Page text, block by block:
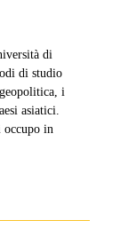
di
di studio
i
asiatici.
occupo in